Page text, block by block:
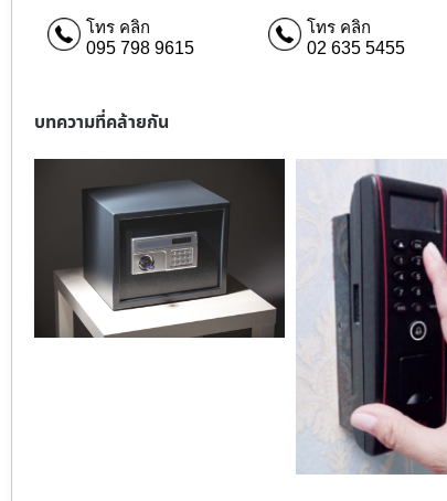
โทร คลิก
095 798 9615
โทร คลิก
02 635 5455
บทความที่คล้ายกัน